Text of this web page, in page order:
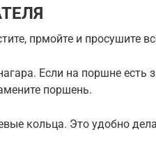
прмойте и просушите
Если на поршне есть
поршень.
кольца. Это удобно